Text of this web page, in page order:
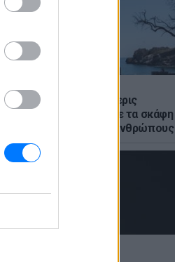
στο Ρέθυμνο: Οι τέσσερις
της θάλασσας» που με τα σκάφη
έσωσαν πάνω από 100 ανθρώπους